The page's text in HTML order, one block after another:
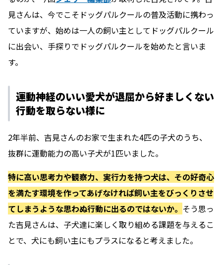
見さんは、今でこそドッグパルクールの普及活動に携わっ
ていますが、始めは一人の飼い主としてドッグパルクール
に出会い、手探りでドッグパルクールを始めたと言いま
す。
運動神経のいい愛犬が退屈から好ましくない
行動を取らない様に
2年半前、吉見さんのお家で生まれた4匹の子犬のうち、
抜群に運動能力の高い子犬が1匹いました。
特に高い思考力や観察力、実行力を持つ犬は、その好奇心
を満たす環境を作ってあげなければ飼い主をびっくりさせ
てしまうような思わぬ行動に出るのではないか。 そう思っ
た吉見さんは、子犬達に楽しく取り組める課題を与えるこ
とで、犬にも飼い主にもプラスになると考えました。